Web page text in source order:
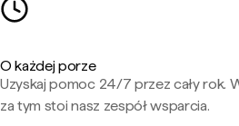
O każdej porze
Uzyskaj pomoc 24/7 przez cały rok.
za tym stoi nasz zespół wsparcia.